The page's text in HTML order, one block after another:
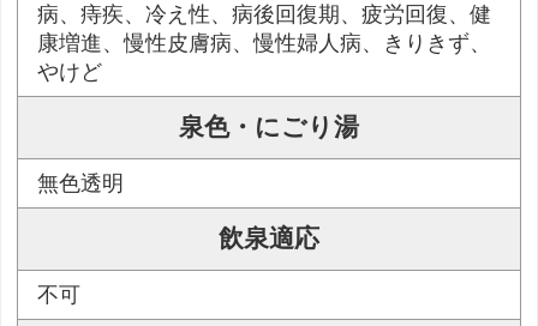
病、痔疾、冷え性、病後回復期、疲労回復、健
康増進、慢性皮膚病、慢性婦人病、きりきず、
やけど
泉色・にごり湯
無色透明
飲泉適応
不可